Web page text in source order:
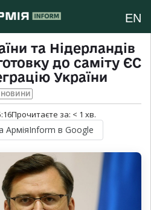
EN
та Нідерландів
до саміту ЄС
України
НОВИНИ
Прочитаєте за: < 1 хв.
АрміяInform в Google